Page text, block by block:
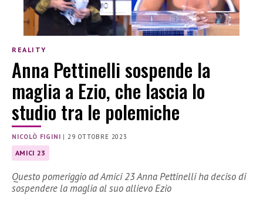
REALITY
Anna Pettinelli sospende la
maglia a Ezio, che lascia lo
studio tra le polemiche
NICOLÒ FIGINI | 29 OTTOBRE 2023
AMICI 23
Questo pomeriggio ad Amici 23 Anna Pettinelli ha deciso di
sospendere la maglia al suo allievo Ezio